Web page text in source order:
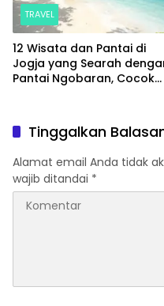
TRAVEL
12 Wisata dan Pantai di
Jogja yang Searah
Pantai Ngobaran, Cocok
Tinggalkan
Alamat email Anda tidak
wajib ditandai *